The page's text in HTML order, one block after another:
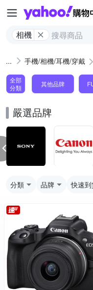
相機
手機/相機/耳機/穿戴
全部
分類
其他品牌
嚴選品牌
分類 品牌 快速